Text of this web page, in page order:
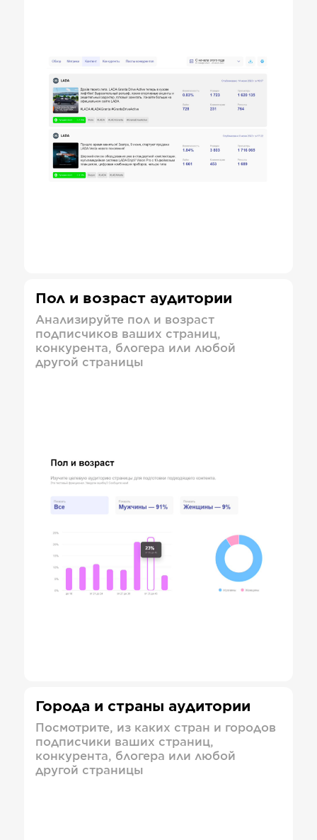
Пол и возраст аудитории
Анализируйте пол и возраст
подписчиков ваших страниц,
конкурента, блогера или любой
другой страницы
Города и страны аудитории
Посмотрите, из каких стран и городов
подписчики ваших страниц,
конкурента, блогера или любой
другой страницы